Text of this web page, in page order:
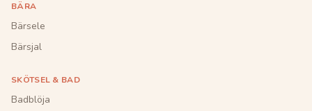
BÄRA
Bärsele
Bärsjal
SKÖTSEL & BAD
Badblöja